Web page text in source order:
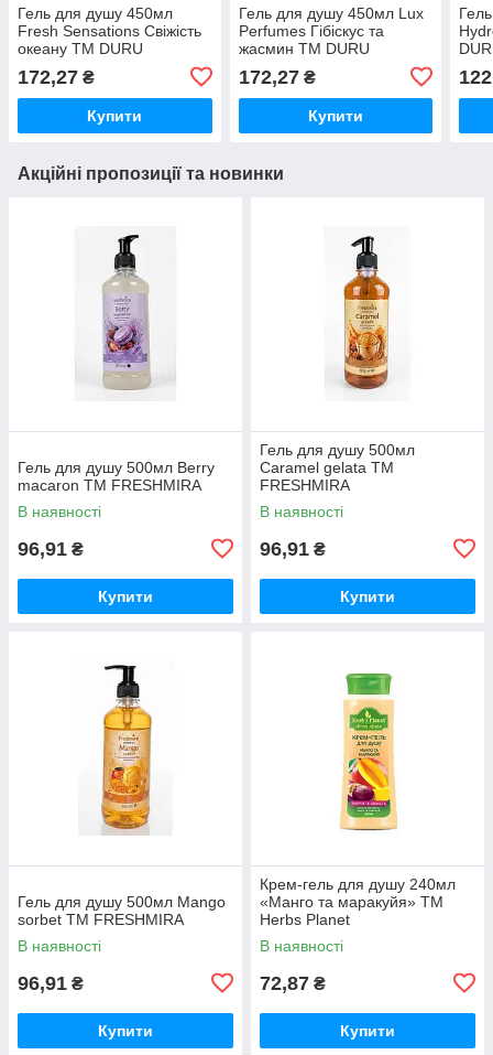
Гель для душу 450мл
Fresh Sensations Свіжість
океану ТМ DURU
172,27 ₴
Купити
Гель для душу 450мл Lux
Perfumes Гібіскус та
жасмин ТМ DURU
172,27₴
Купити
Акційні пропозиції та новинки
Гель для душу 500мл Berry
macaron ТМ FRESHMIRA
В наявності
96,91 ₴
Купити
Гель для душу 500мл
Caramel gelata ТМ
FRESHMIRA
В наявності
96,91 ₴
Купити
Гель для душу 500мл Mango
sorbet ТМ FRESHMIRA
В наявності
96,91 ₴
Купити
Крем-гель для душу 240мл
«Манго та маракуйя» ТМ
Herbs Planet
В наявності
72,87 ₴
Купити